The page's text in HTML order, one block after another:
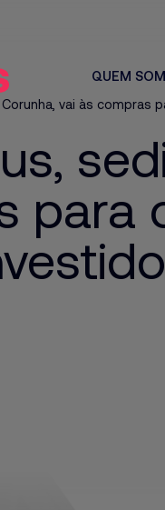
QUEM
vai às compras
para